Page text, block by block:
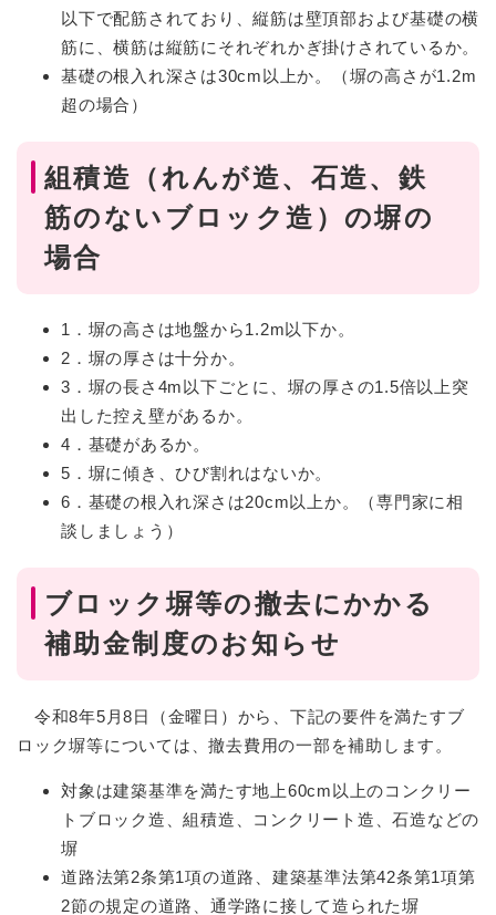
以下で配筋されており、縦筋は壁頂部および基礎の横
筋に、横筋は縦筋にそれぞれかぎ掛けされているか。
基礎の根入れ深さは30cm以上か。（塀の高さが1.2m
超の場合）
組積造（れんが造、石造、鉄
筋のないブロック造）の塀の
場合
1．塀の高さは地盤から1.2m以下か。
2．塀の厚さは十分か。
3．塀の長さ4m以下ごとに、塀の厚さの1.5倍以上突
出した控え壁があるか。
4．基礎があるか。
5．塀に傾き、ひび割れはないか。
6．基礎の根入れ深さは20cm以上か。（専門家に相
談しましょう）
ブロック塀等の撤去にかかる
補助金制度のお知らせ
令和8年5月8日（金曜日）から、下記の要件を満たすブ
ロック塀等については、撤去費用の一部を補助します。
対象は建築基準を満たす地上60cm以上のコンクリー
トブロック造、組積造、コンクリート造、石造などの
塀
道路法第2条第1項の道路、建築基準法第42条第1項第
2節の規定の道路、通学路に接して造られた塀